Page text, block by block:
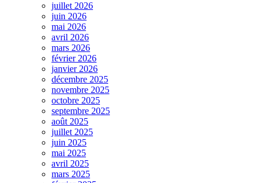
juillet 2026
juin 2026
mai 2026
avril 2026
mars 2026
février 2026
janvier 2026
décembre 2025
novembre 2025
octobre 2025
septembre 2025
août 2025
juillet 2025
juin 2025
mai 2025
avril 2025
mars 2025